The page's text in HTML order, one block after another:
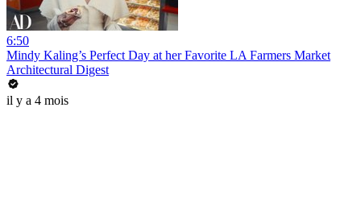
6:50
Mindy Kaling’s Perfect Day at her Favorite LA Farmers Market
Architectural Digest
il y a 4 mois